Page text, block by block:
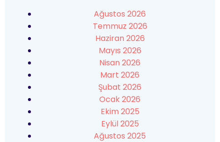
Ağustos 2026
Temmuz 2026
Haziran 2026
Mayıs 2026
Nisan 2026
Mart 2026
Şubat 2026
Ocak 2026
Ekim 2025
Eylül 2025
Ağustos 2025